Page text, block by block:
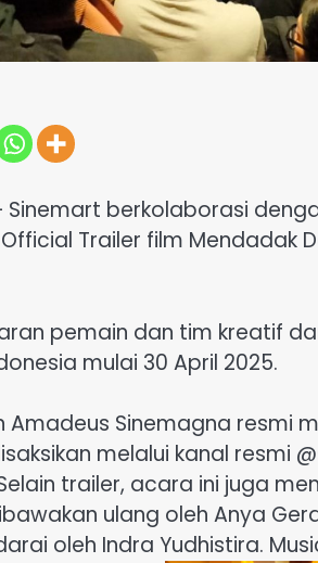
Sinemart berkolaborasi
Trailer film
pemain dan tim kreatif
mulai 30 April 2025.
Sinemagna resmi
melalui kanal resmi
trailer, acara ini juga
ulang oleh Anya
oleh Indra Yudhistira.